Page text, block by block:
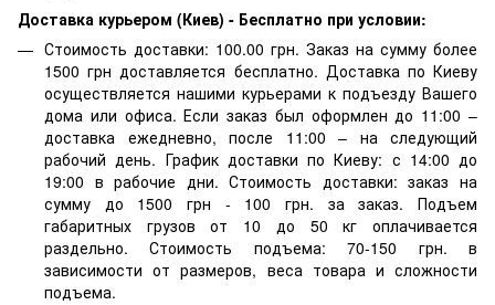
Доставка курьером (Киев) - Бесплатно при условии:
Стоимость доставки: 100.00 грн. Заказ на сумму более
1500 грн доставляется бесплатно. Доставка по Киеву
осуществляется нашими курьерами к подъезду Вашего
дома или офиса. Если заказ был оформлен до 11:00 –
доставка ежедневно, после 11:00 – на следующий
рабочий день. График доставки по Киеву: с 14:00 до
19:00 в рабочие дни. Стоимость доставки: заказ на
сумму до 1500 грн - 100 грн. за заказ. Подъем
габаритных грузов от 10 до 50 кг оплачивается
раздельно. Стоимость подъема: 70-150 грн. в
зависимости от размеров, веса товара и сложности
подъема.